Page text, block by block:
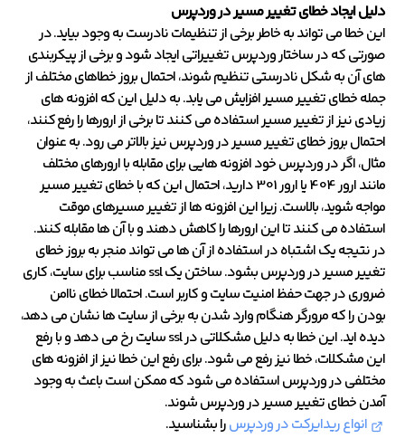
دلیل ایجاد خطای تغییر مسیر در وردپرس
این خطا می تواند به خاطر برخی از تنظیمات نادرست به وجود بیاید. در
صورتی که در ساختار وردپرس تغییراتی ایجاد شود و برخی از پیکربندی
های آن به شکل نادرستی تنظیم شوند، احتمال بروز خطاهای مختلف از
جمله خطای تغییر مسیر افزایش می یابد. به دلیل این که افزونه های
زیادی نیز از تغییر مسیر استفاده می کنند تا برخی از ارورها را رفع کنند،
احتمال بروز خطای تغییر مسیر در وردپرس نیز بالاتر می رود. به عنوان
مثال، اگر در وردپرس خود افزونه هایی برای مقابله با ارورهای مختلف
مانند ارور 404 یا ارور 301 دارید، احتمال این که با خطای تغییر مسیر
مواجه شوید، بالاست. زیرا این افزونه ها از تغییر مسیرهای موقت
استفاده می کنند تا این ارورها را کاهش دهند و با آن ها مقابله کنند.
در نتیجه یک اشتباه در استفاده از آن ها می تواند منجر به بروز خطای
تغییر مسیر در وردپرس بشود. ساختن یک ssl مناسب برای سایت، کاری
ضروری در جهت حفظ امنیت سایت و کاربر است. احتمالا خطای ناامن
بودن را که مرورگر هنگام وارد شدن به برخی از سایت ها نشان می دهد،
دیده اید. این خطا به دلیل مشکلاتی در ssl سایت رخ می دهد و با رفع
این مشکلات، خطا نیز رفع می شود. برای رفع این خطا نیز از افزونه های
مختلفی در وردپرس استفاده می شود که ممکن است باعث به وجود
آمدن خطای تغییر مسیر در وردپرس شوند.
انواع ریدایرکت در وردپرسرا بشناسید.